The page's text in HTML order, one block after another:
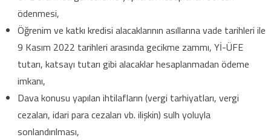
ödenmesi,
Öğrenim ve katkı kredisi alacaklarının asıllarına vade tarihleri ile
9 Kasım 2022 tarihleri arasında gecikme zammı, Yİ-ÜFE
tutarı, katsayı tutarı gibi alacaklar hesaplanmadan ödeme
imkanı,
Dava konusu yapılan ihtilafların (vergi tarhiyatları, vergi
cezaları, idari para cezaları vb. ilişkin) sulh yoluyla
sonlandırılması,